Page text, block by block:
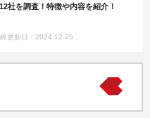
社を調査！特徴や内容を紹介！
更新日：2024.12.25